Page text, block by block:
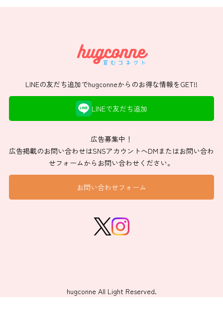
LINEの友だち追加でhugconneからのお得な情報をGET!!
LINEで友だち追加
広告募集中！
広告掲載のお問い合わせはSNSアカウントへDMまたはお問い合わ
せフォームからお問い合わせください。
お問い合わせフォーム
hugconne All Light Reserved.